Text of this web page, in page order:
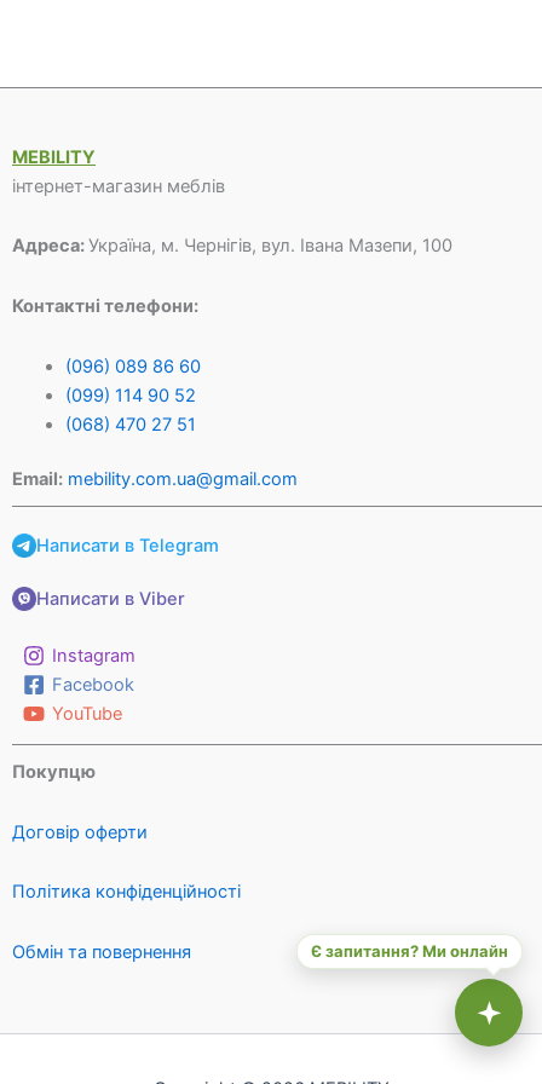
MEBILITY
інтернет-магазин меблів
Адреса:Україна, м. Чернігів, вул. Івана Мазепи, 100
Контактні телефони:
(096) 089 86 60
(099) 114 90 52
(068) 470 27 51
Email: mebility.com.ua@gmail.com
Написати в Telegram
Написати в Viber
Instagram
Facebook
YouTube
Покупцю
Договір оферти
Політика конфіденційності
Обмін та повернення Є запитання? Ми онлайн